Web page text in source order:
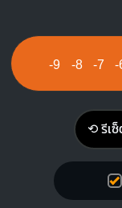
-9 -8 -7 -
⟲ รีเ